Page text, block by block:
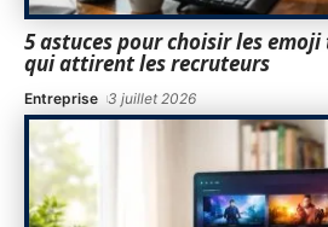
5 astuces pour choisir les
qui attirent les recruteurs
Entreprise 3 juillet 2026